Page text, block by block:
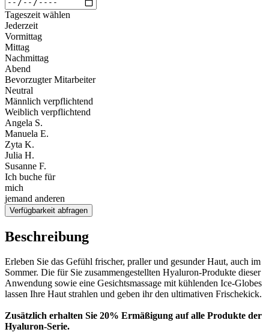
Tageszeit wählen
Jederzeit
Vormittag
Mittag
Nachmittag
Abend
Bevorzugter Mitarbeiter
Neutral
Männlich verpflichtend
Weiblich verpflichtend
Angela S.
Manuela E.
Zyta K.
Julia H.
Susanne F.
Ich buche für
mich
jemand anderen
Verfügbarkeit abfragen
Beschreibung
Erleben Sie das Gefühl frischer, praller und gesunder Haut, auch im
Sommer. Die für Sie zusammengestellten Hyaluron-Produkte dieser
Anwendung sowie eine Gesichtsmassage mit kühlenden Ice-Globes
lassen Ihre Haut strahlen und geben ihr den ultimativen Frischekick.
Zusätzlich erhalten Sie 20% Ermäßigung auf alle Produkte der
Hyaluron-Serie.